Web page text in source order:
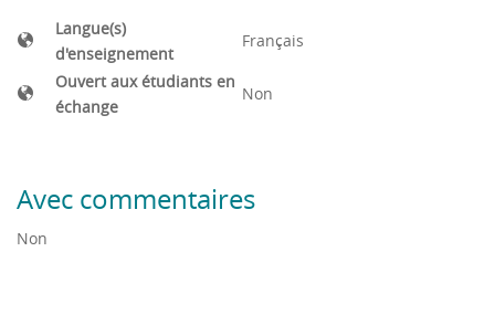
Langue(s)
d'enseignement
Français
Ouvert aux étudiants en
échange
Non
Avec commentaires
Non